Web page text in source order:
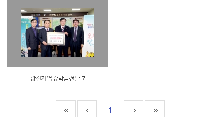
광진기업 장학금전달_7
1